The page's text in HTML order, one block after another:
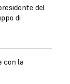
del
di
con la